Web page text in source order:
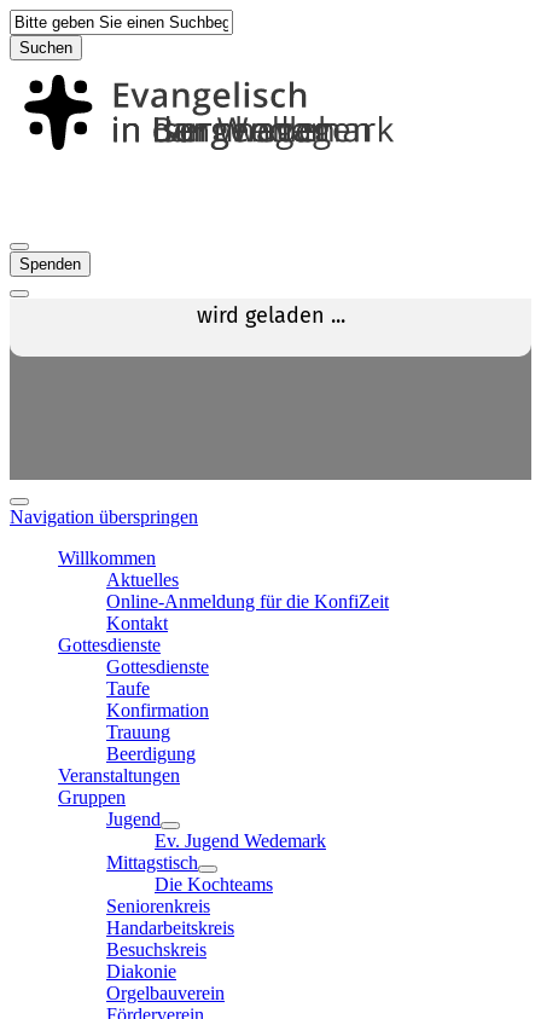
Suchen
Spenden
Navigation überspringen
Willkommen
Aktuelles
Online-Anmeldung für die KonfiZeit
Kontakt
Gottesdienste
Gottesdienste
Taufe
Konfirmation
Trauung
Beerdigung
Veranstaltungen
Gruppen
Jugend
Ev. Jugend Wedemark
Mittagstisch
Die Kochteams
Seniorenkreis
Handarbeitskreis
Besuchskreis
Diakonie
Orgelbauverein